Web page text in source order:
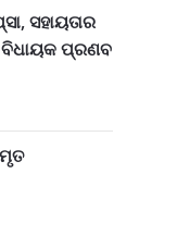
ସହାୟତାର
ବିଧାୟକ ପ୍ରଣବ